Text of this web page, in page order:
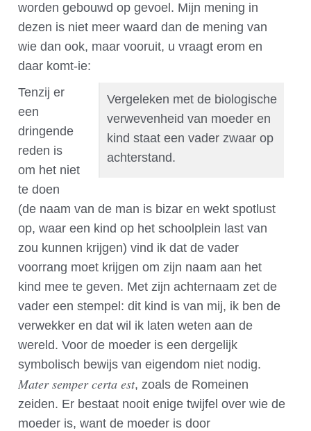
worden gebouwd op gevoel. Mijn mening in
dezen is niet meer waard dan de mening van
wie dan ook, maar vooruit, u vraagt erom en
daar komt-ie:
Vergeleken met de biologische
verwevenheid van moeder en
kind staat een vader zwaar op
achterstand.
Tenzij er
een
dringende
reden is
om het niet
te doen
(de naam van de man is bizar en wekt spotlust
op, waar een kind op het schoolplein last van
zou kunnen krijgen) vind ik dat de vader
voorrang moet krijgen om zijn naam aan het
kind mee te geven. Met zijn achternaam zet de
vader een stempel: dit kind is van mij, ik ben de
verwekker en dat wil ik laten weten aan de
wereld. Voor de moeder is een dergelijk
symbolisch bewijs van eigendom niet nodig.
Mater semper certa est, zoals de Romeinen
zeiden. Er bestaat nooit enige twijfel over wie de
moeder is, want de moeder is door